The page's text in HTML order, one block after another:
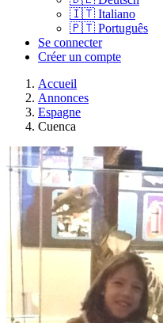
🇮🇹 Italiano
🇵🇹 Português
Se connecter
Créer un compte
Accueil
Annonces
Espagne
Cuenca